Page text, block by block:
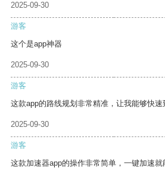
2025-09-30
游客
这个是app神器
2025-09-30
游客
这款app的路线规划非常精准，让我能够快速
2025-09-30
游客
这款加速器app的操作非常简单，一键加速就